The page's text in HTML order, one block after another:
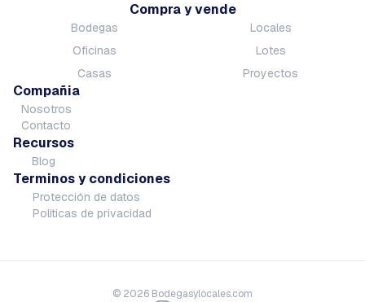
Compra y vende
Bodegas
Locales
Oficinas
Lotes
Casas
Proyectos
Compañia
Nosotros
Contacto
Recursos
Blog
Terminos y condiciones
Protección de datos
Politicas de privacidad
© 2026 Bodegasylocales.com